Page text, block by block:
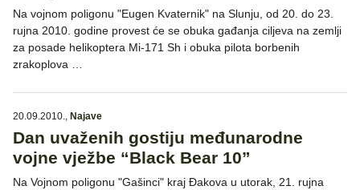
Na vojnom poligonu "Eugen Kvaternik" na Slunju, od 20. do 23.
rujna 2010. godine provest će se obuka gađanja ciljeva na zemlji
za posade helikoptera Mi-171 Sh i obuka pilota borbenih
zrakoplova …
20.09.2010., Najave
Dan uvaženih gostiju međunarodne
vojne vježbe “Black Bear 10”
Na Vojnom poligonu "Gašinci" kraj Đakova u utorak, 21. rujna